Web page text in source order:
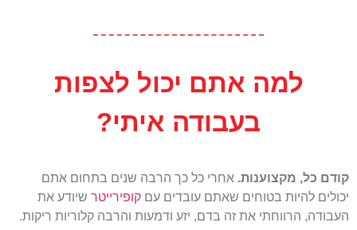
למה אתם יכול לצפות
בעבודה איתי?
קודם כל, מקצוענות. אחרי כל כך הרבה שנים בתחום אתם
יכולים להיות בטוחים שאתם עובדים עם קופירייטר שיודע את
העבודה, הרווחתי את זה בדם, יזע ודמעות והרבה קלוריות ריקות.